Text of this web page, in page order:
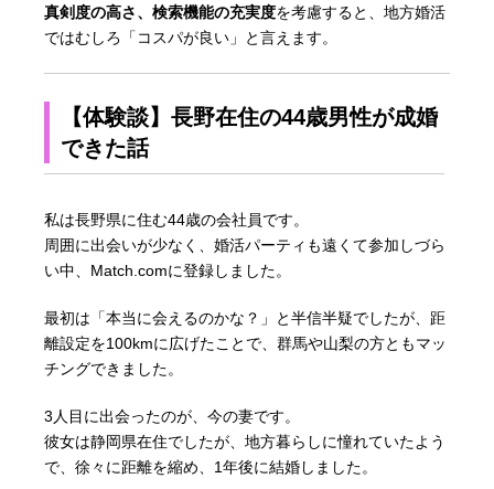
真剣度の高さ、検索機能の充実度を考慮すると、地方婚活
ではむしろ「コスパが良い」と言えます。
【体験談】長野在住の44歳男性が成婚
できた話
私は長野県に住む44歳の会社員です。
周囲に出会いが少なく、婚活パーティも遠くて参加しづら
い中、Match.comに登録しました。
最初は「本当に会えるのかな？」と半信半疑でしたが、距
離設定を100kmに広げたことで、群馬や山梨の方ともマッ
チングできました。
3人目に出会ったのが、今の妻です。
彼女は静岡県在住でしたが、地方暮らしに憧れていたよう
で、徐々に距離を縮め、1年後に結婚しました。